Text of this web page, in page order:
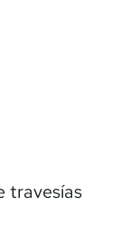
travesías